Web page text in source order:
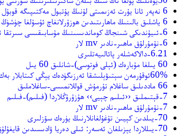
6 نەپەر ئانا يۇرت ئەزىمىتى لۇنىڭ پۇتبول مەكتىپىگە قوبۇل قىلىندى
6 ياشلىق بالىنىڭ ماھارىتىدىن ھوزۇرلانغاچ ئۇسۇلغا چۈشۈڭ
6-ئىيۇندىكى شىنجاڭ كوماندىسىنىڭ مۇسابىقىسى سىرتقا ئېچىۋېتىلمەيدۇ
6-نۇمۇرلۇق ماھىر-نادىر mv لار
6.21-دالاكەشلەر پائالىيەتلىرى
60 يىلغا مۇبارەك (ئېلى فوتوسى)-شانلىق 60 يىل
60%ئوقۇرمەن سېتىۋېلىشقا ئەرزىگۈدەك يېڭى كىتابلار بەك ئاز،دەپ قاراي
66 ماددىلىق ساغلام تۇرمۇش قوللانمىسى-ساغلاملىق
7-قېتىملىق ‹‹ئىلىم چېيى›› ھۇزۇرۇڭلاردا (فىلىم)-فىلىم
7-نۇمۇرلۇق ماھىر-نادىر mv لار
70-يىلدىن كېيىن تۇغۇلغانلارنىڭ يۈرەك سۆزلىرى
70-يىللاردا يېزىلغان ئەسەر: ئىلى دەريا ۋادىسىدىن قايغۇلۇق سالام